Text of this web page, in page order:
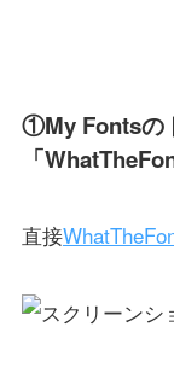
①My Fontsの
「
直接